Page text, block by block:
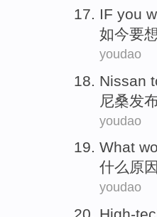
IF you
如今要想
youdao
Nissan
尼桑发
youdao
What
什么原因
youdao